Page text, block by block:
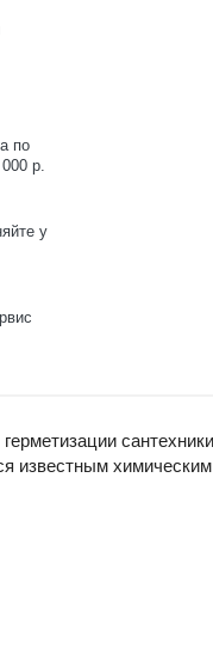
по
р.
у
известным